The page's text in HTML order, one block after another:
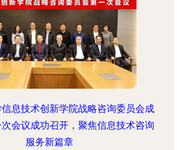
息技术创新学院战略咨询委员会成
会议成功召开，聚焦信息技术咨询
服务新篇章